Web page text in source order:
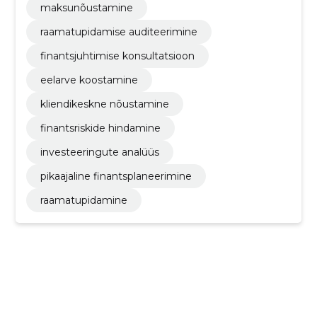
maksunõustamine
raamatupidamise auditeerimine
finantsjuhtimise konsultatsioon
eelarve koostamine
kliendikeskne nõustamine
finantsriskide hindamine
investeeringute analüüs
pikaajaline finantsplaneerimine
raamatupidamine